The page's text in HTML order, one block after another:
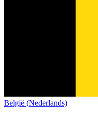
België (Nederlands)